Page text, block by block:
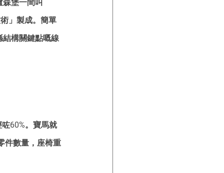
堡一間叫
」製成。簡單
構關鍵點嘅線
60%。寶馬就
件數量，座椅重